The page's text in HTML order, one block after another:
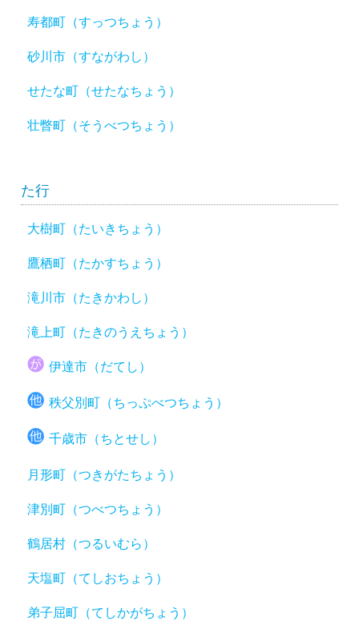
寿都町（すっつちょう）
砂川市（すながわし）
せたな町（せたなちょう）
壮瞥町（そうべつちょう）
た行
大樹町（たいきちょう）
鷹栖町（たかすちょう）
滝川市（たきかわし）
滝上町（たきのうえちょう）
伊達市（だてし）
秩父別町（ちっぷべつちょう）
千歳市（ちとせし）
月形町（つきがたちょう）
津別町（つべつちょう）
鶴居村（つるいむら）
天塩町（てしおちょう）
弟子屈町（てしかがちょう）